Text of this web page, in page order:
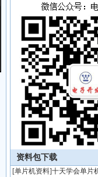
资料包下载
[单片机资料]十天学会单片